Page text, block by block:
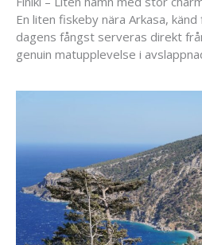
En liten fiskeby nära Arkasa,
dagens fångst serveras direkt
genuin matupplevelse i